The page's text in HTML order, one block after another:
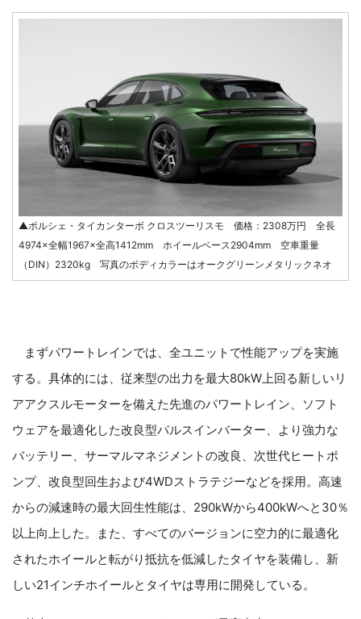
▲ポルシェ・タイカンターボ クロスツーリスモ 価格：2308万円 全長
4974×全幅1967×全高1412mm ホイールベース2904mm 空車重量
（DIN）2320kg 写真のボディカラーはオークグリーンメタリックネオ
まずパワートレインでは、全ユニットで性能アップを実施
する。具体的には、従来型の出力を最大80kW上回る新しいリ
アアクスルモーターを備えた先進のパワートレイン、ソフト
ウェアを最適化した改良型パルスインバーター、より強力な
バッテリー、サーマルマネジメントの改良、次世代ヒートポ
ンプ、改良型回生および4WDストラテジーなどを採用。高速
からの減速時の最大回生性能は、290kWから400kWへと30％
以上向上した。また、すべてのバージョンに空力的に最適化
されたホイールと転がり抵抗を低減したタイヤを装備し、新
しい21インチホイールとタイヤは専用に開発している。